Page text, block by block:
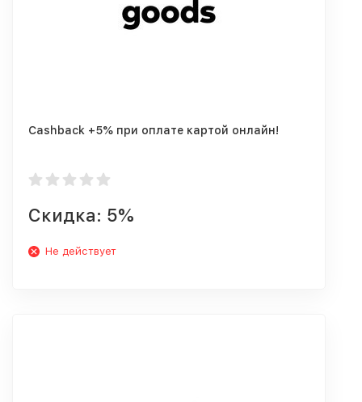
Cashback +5% при оплате картой онлайн!
Скидка: 5%
Не действует